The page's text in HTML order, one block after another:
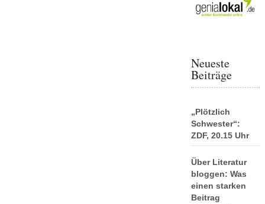
Neueste
Beiträge
„Plötzlich
Schwester“:
ZDF, 20.15 Uhr
Über Literatur
bloggen: Was
einen starken
Beitrag